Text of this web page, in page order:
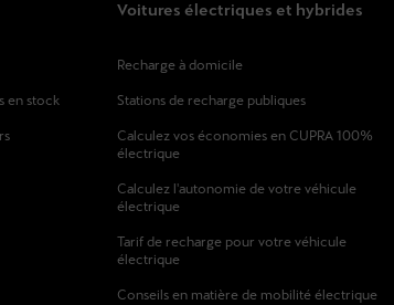
en stock
Voitures électriques et hybrides
Recharge à domicile
Stations de recharge publiques
Calculez vos économies en CUPRA 100%
électrique
Calculez l'autonomie de votre véhicule
électrique
Tarif de recharge pour votre véhicule
électrique
Conseils en matière de mobilité électrique